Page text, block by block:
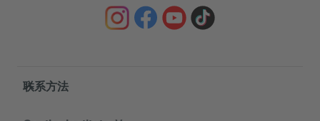
Service- und Informationsbereich
联系方法